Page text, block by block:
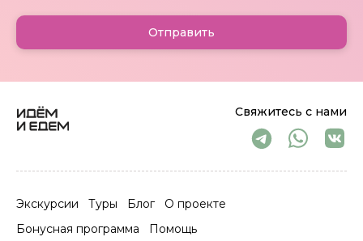
Свяжитесь с нами
Экскурсии Туры Блог
О проекте
Бонусная программа
Помощь
Отправить